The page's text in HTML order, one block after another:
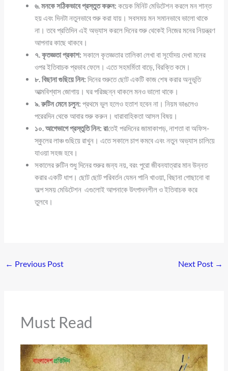
৬. মনকে সঠিকভাবে প্রস্তুত করুন: কয়েক মিনিট মেডিটেশন করলে মন শান্ত
হয় এবং দিনটা নতুনভাবে শুরু করা যায়। সবসময় মন সমানভাবে ভালো থাকে
না। তবে প্রতিদিন এই অভ্যাস করলে দিনের শুরু থেকেই নিজের মনের নিয়ন্ত্রণ
আপনার কাছে থাকবে।
৭. কৃতজ্ঞতা প্রকাশ:সকালে কৃতজ্ঞতার তালিকা লেখা বা সূর্যোদয় দেখা মনের
ওপর ইতিবাচক প্রভাব ফেলে। এতে সহমর্মিতা বাড়ে, বিরক্তি কমে।
৮. বিছানা গুছিয়ে নিন:দিনের শুরুতে ছোট একটি কাজ শেষ করার অনুভূতি
আত্মবিশ্বাস জোগায়। ঘর পরিচ্ছন্ন থাকলে মনও ভালো থাকে।
৯. রুটিন মেনে চলুন:প্রথমে ভুল হলেও হতাশ হবেন না। নিয়ম ভাঙলেও
পরেরদিন থেকে আবার শুরু করুন। ধারাবাহিকতা আসল বিষয়।
১০. আগেভাগে প্রস্তুতি নিন: রাতেই পরদিনের জামাকাপড়, নাশতা বা অফিস-
স্কুলের লাঞ্চ গুছিয়ে রাখুন। এতে সকালে চাপ কমবে এবং নতুন অভ্যাস চালিয়ে
যাওয়া সহজ হবে।
সকালের রুটিন শুধু দিনের শুরুর জন্য নয়, বরং পুরো জীবনযাত্রার মান উন্নত
করার একটি ধাপ। ছোট ছোট পরিবর্তন যেমন পানি খাওয়া, বিছানা গোছানো বা
অল্প সময় মেডিটেশন এগুলোই আপনাকে উৎপাদনশীল ও ইতিবাচক করে
তুলবে।
← Previous Post Next Post →
Must Read